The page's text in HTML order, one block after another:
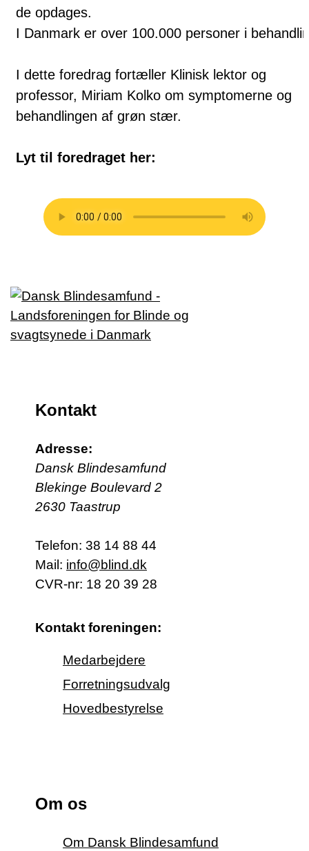
de opdages.
I Danmark er over 100.000 personer i
I dette foredrag fortæller Klinisk lektor og
professor, Miriam Kolko om symptomerne og
behandlingen af grøn stær.
Lyt til foredraget her:
Kontakt
Adresse:
Dansk Blindesamfund
Blekinge Boulevard 2
2630 Taastrup
Telefon: 38 14 88 44
Mail: info@blind.dk
CVR-nr: 18 20 39 28
Kontakt foreningen:
Medarbejdere
Forretningsudvalg
Hovedbestyrelse
Om os
Om Dansk Blindesamfund